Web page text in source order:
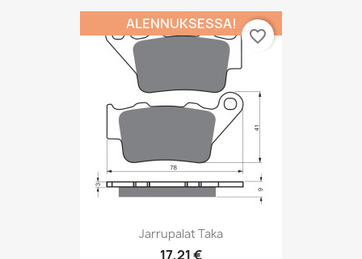
Jarrupalat Taka
17,21 €
ALENNUKSESSA!
favorite_border